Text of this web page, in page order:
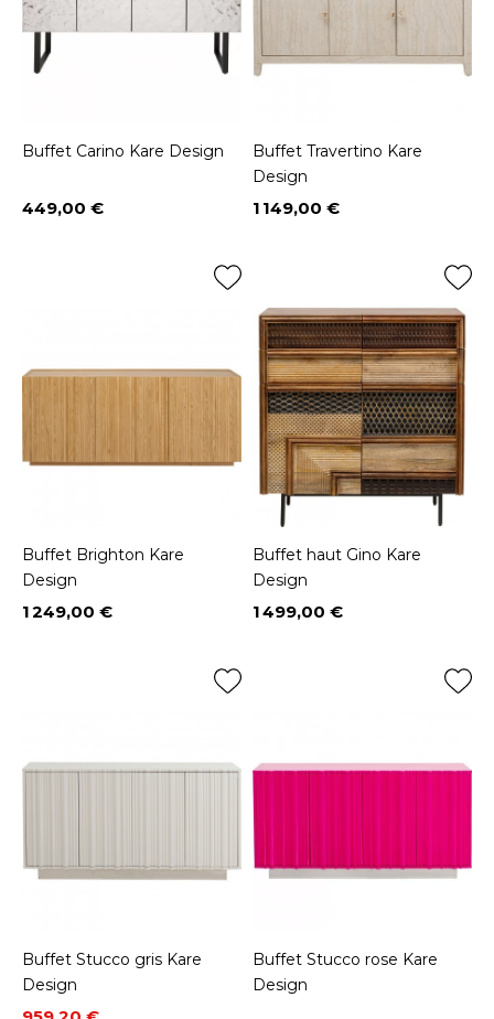
Buffet Carino Kare Design
Prix
449,00 €
Buffet Travertino Kare
Design
Prix
1 149,00 €
Buffet Brighton Kare
Design
Prix
1 249,00 €
Buffet haut Gino Kare
Design
Prix
1 499,00 €
Buffet Stucco gris Kare
Design
Prix
Prix de base
Buffet Stucco rose Kare
Design